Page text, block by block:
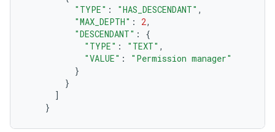
"TYPE" : "HAS_DESCENDANT" ,
"MAX_DEPTH" : 2,
"DESCENDANT" :
{
"TYPE" : "TEXT" ,
"VALUE" :
"Permission manager"
}
}
]
}